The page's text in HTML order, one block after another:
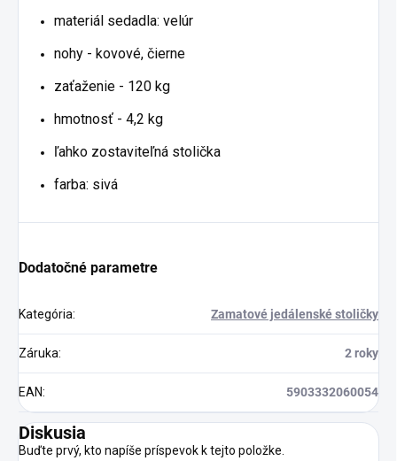
materiál sedadla: velúr
nohy - kovové, čierne
zaťaženie - 120 kg
hmotnosť - 4,2 kg
ľahko zostaviteľná stolička
farba: sivá
Dodatočné parametre
Kategória: Zamatové jedálenské stoličky
Záruka: 2 roky
EAN: 5903332060054
Diskusia
Buďte prvý, kto napíše príspevok k tejto položke.